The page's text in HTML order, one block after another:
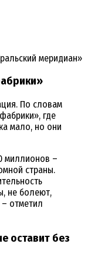
меридиан»
По словам
где
мало, но они
миллионов –
страны.
не болеют,
отметил
оставит без